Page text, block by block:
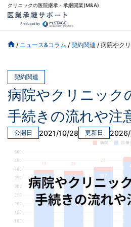
クリニックの医院継承・承継開業(M&A)
/ ニュース&コラム / 契約関連 / 病院やクリニ
契約関連
病院やクリニック
手続きの流れや注
公開日 2021/10/28 更新日